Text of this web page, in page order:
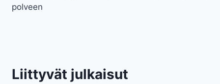
polveen
Liittyvät julkaisut